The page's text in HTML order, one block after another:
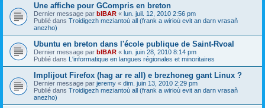
Une affiche pour GCompris en breton
Dernier message par bIBAR « lun. juil. 12, 2010 2:56 pm
Publié dans Troidigezh meziantoù all (frank a wirioù evit an darn vrasañ
anezho)
Ubuntu en breton dans l'école publique de Saint-Rvoal
Dernier message par bIBAR « lun. juin 28, 2010 8:14 pm
Publié dans L'informatique en langues régionales et minoritaires
Implijout Firefox (hag ar re all) e brezhoneg gant Linux ?
Dernier message par jeremy « dim. juin 13, 2010 2:29 pm
Publié dans Troidigezh meziantoù all (frank a wirioù evit an darn vrasañ
anezho)